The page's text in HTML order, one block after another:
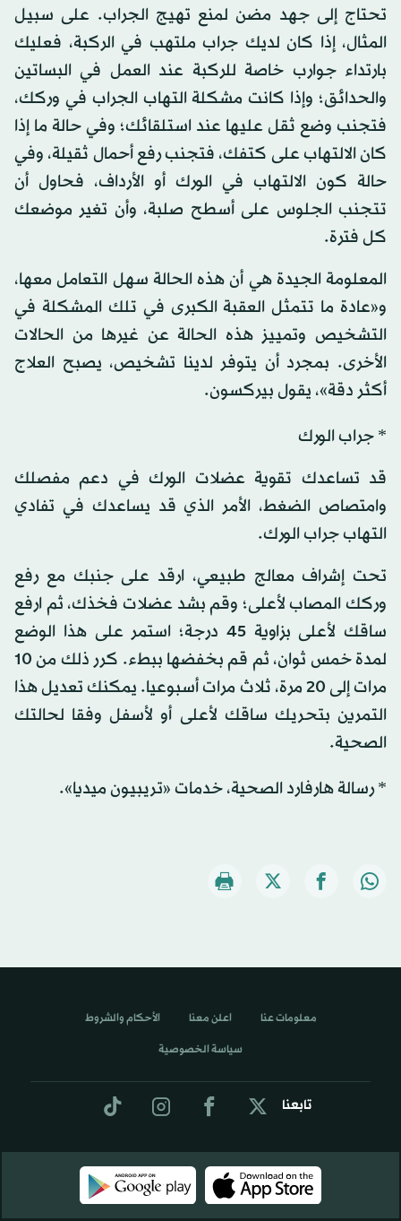
تحتاج إلى جهد مضن لمنع تهيج الجراب. على سبيل
المثال، إذا كان لديك جراب ملتهب في الركبة، فعليك
بارتداء جوارب خاصة للركبة عند العمل في البساتين
والحدائق؛ وإذا كانت مشكلة التهاب الجراب في وركك،
فتجنب وضع ثقل عليها عند استلقائك؛ وفي حالة ما إذا
كان الالتهاب على كتفك، فتجنب رفع أحمال ثقيلة، وفي
حالة كون الالتهاب في الورك أو الأرداف، فحاول أن
تتجنب الجلوس على أسطح صلبة، وأن تغير موضعك
كل فترة.
المعلومة الجيدة هي أن هذه الحالة سهل التعامل معها،
و«عادة ما تتمثل العقبة الكبرى في تلك المشكلة في
التشخيص وتمييز هذه الحالة عن غيرها من الحالات
الأخرى. بمجرد أن يتوفر لدينا تشخيص، يصبح العلاج
أكثر دقة»، يقول بيركسون.
* جراب الورك
قد تساعدك تقوية عضلات الورك في دعم مفصلك
وامتصاص الضغط، الأمر الذي قد يساعدك في تفادي
التهاب جراب الورك.
تحت إشراف معالج طبيعي، ارقد على جنبك مع رفع
وركك المصاب لأعلى؛ وقم بشد عضلات فخذك، ثم ارفع
ساقك لأعلى بزاوية 45 درجة؛ استمر على هذا الوضع
لمدة خمس ثوان، ثم قم بخفضها ببطء. كرر ذلك من 10
مرات إلى 20 مرة، ثلاث مرات أسبوعيا. يمكنك تعديل هذا
التمرين بتحريك ساقك لأعلى أو لأسفل وفقا لحالتك
الصحية.
* رسالة هارفارد الصحية، خدمات «تريبيون ميديا».
تابعنا
معلومات عنا اعلن معنا الأحكام والشروط
سياسة الخصوصية